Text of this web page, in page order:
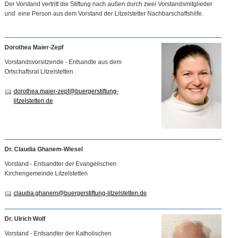
Der Vorstand vertritt die Stiftung nach außen durch zwei Vorstandsmitglieder
und eine Person aus dem Vorstand der Litzelstetter Nachbarschaftshilfe.
Dorothea Maier-Zepf
Vorstandsvorsitzende - Entsandte aus dem
Ortschaftsrat Litzelstetten
dorothea.maier-zepf@buergerstiftung-
litzelstetten.de
Dr. Claudia Ghanem-Wiesel
Vorstand - Entsandter der Evangelischen
Kirchengemeinde Litzelstetten
claudia.ghanem@buergerstiftung-litzelstetten.de
Dr. Ulrich Wolf
Vorstand - Entsandter der Katholischen